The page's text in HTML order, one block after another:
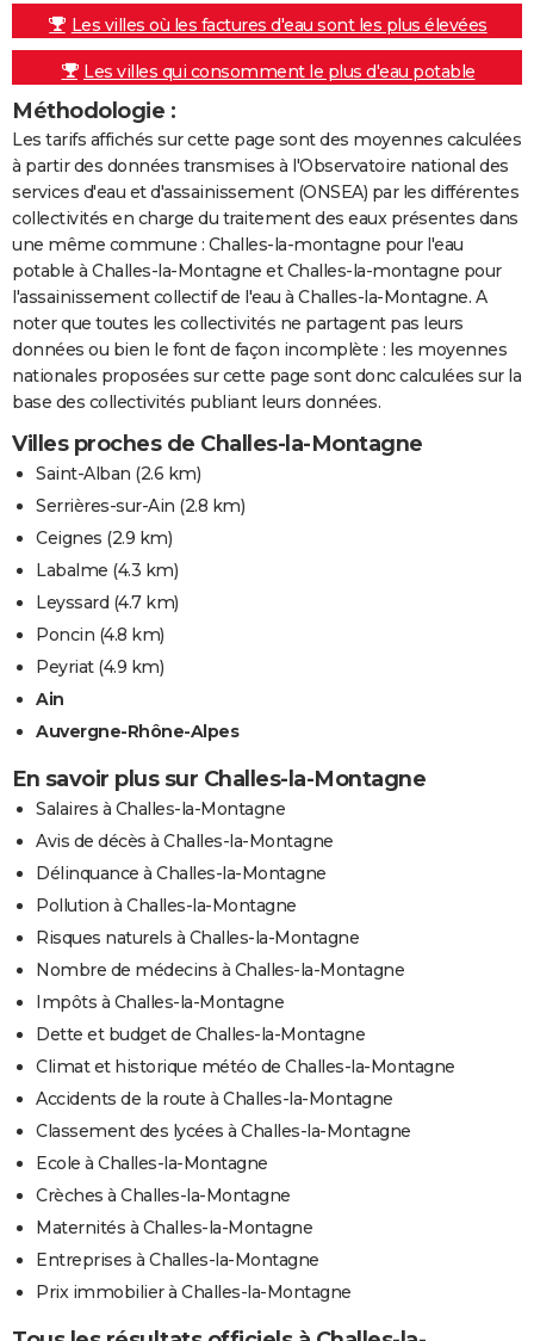
Les villes où les factures d'eau sont les plus élevées
Les villes qui consomment le plus d'eau potable
Méthodologie :
Les tarifs affichés sur cette page sont des moyennes calculées
à partir des données transmises à l'Observatoire national des
services d'eau et d'assainissement (ONSEA) par les différentes
collectivités en charge du traitement des eaux présentes dans
une même commune : Challes-la-montagne pour l'eau
potable à Challes-la-Montagne et Challes-la-montagne pour
l'assainissement collectif de l'eau à Challes-la-Montagne. A
noter que toutes les collectivités ne partagent pas leurs
données ou bien le font de façon incomplète : les moyennes
nationales proposées sur cette page sont donc calculées sur la
base des collectivités publiant leurs données.
Villes proches de Challes-la-Montagne
Saint-Alban (2.6 km)
Serrières-sur-Ain (2.8 km)
Ceignes (2.9 km)
Labalme (4.3 km)
Leyssard (4.7 km)
Poncin (4.8 km)
Peyriat(4.9 km)
Ain
Auvergne-Rhône-Alpes
En savoir plus sur Challes-la-Montagne
Salaires à Challes-la-Montagne
Avis de décès à Challes-la-Montagne
Délinquance à Challes-la-Montagne
Pollution à Challes-la-Montagne
Risques naturels à Challes-la-Montagne
Nombre de médecins à Challes-la-Montagne
Impôts à Challes-la-Montagne
Dette et budget de Challes-la-Montagne
Climat et historique météo de Challes-la-Montagne
Accidents de la route à Challes-la-Montagne
Classement des lycées à Challes-la-Montagne
Ecole à Challes-la-Montagne
Crèches à Challes-la-Montagne
Maternités à Challes-la-Montagne
Entreprises à Challes-la-Montagne
Prix immobilier à Challes-la-Montagne